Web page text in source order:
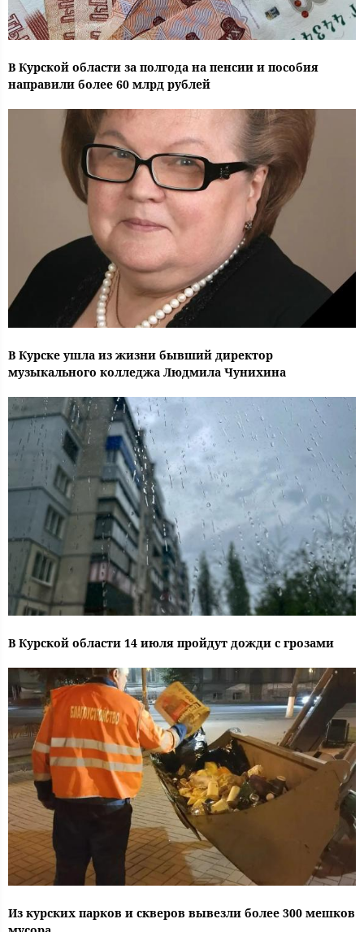
В Курской области за полгода на пенсии и пособия
направили более 60 млрд рублей
В Курске ушла из жизни бывший директор
музыкального колледжа Людмила Чунихина
В Курской области 14 июля пройдут дожди с грозами
Из курских парков и скверов вывезли более 300 мешков